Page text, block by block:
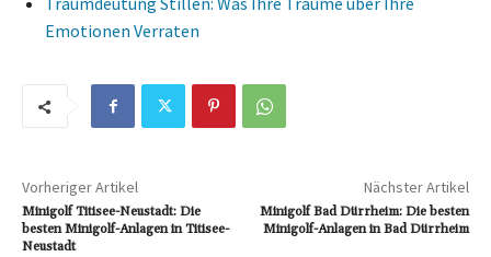
Emotionen Verraten
Vorheriger Artikel
Minigolf Titisee-Neustadt: Die
besten Minigolf-Anlagen in Titisee-
Neustadt
Nächster Artikel
Minigolf Bad Dürrheim: Die besten
Minigolf-Anlagen in Bad Dürrheim